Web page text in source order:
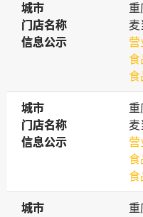
城市
城市
门店名称
门店名称
麦
信息公示
信息公示
营
食
食
城市
城市
门店名称
门店名称
麦
信息公示
信息公示
营
食
食
城市
城市